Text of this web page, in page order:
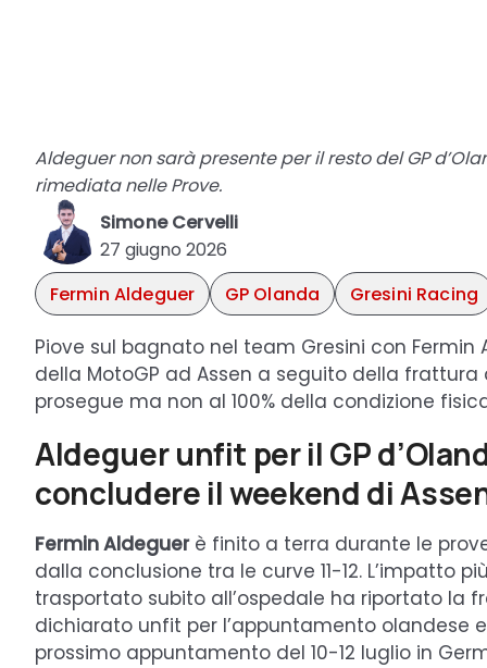
Aldeguer non sarà presente per il resto del GP
rimediata nelle Prove.
Simone Cervelli
27 giugno 2026
Fermin Aldeguer
GP Olanda Gresini Racing
Piove sul bagnato nel team Gresini con
della MotoGP ad Assen a seguito della
prosegue ma non al 100% della condizione
Aldeguer unfit per il GP
concludere il weekend di
Fermin Aldeguerè finito a terra durante le
dalla conclusione tra le curve 11-12.
trasportato subito all’ospedale ha riportato la
dichiarato unfit per l’appuntamento olandese
prossimo appuntamento del 10-12 luglio in